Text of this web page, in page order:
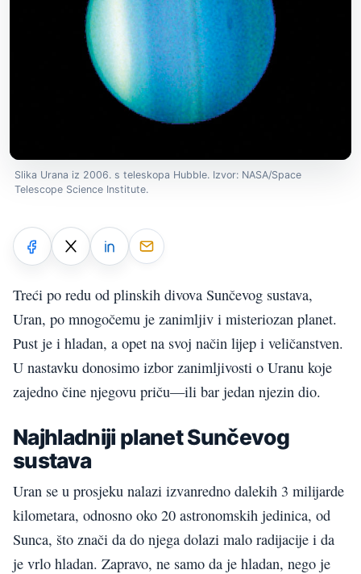
Slika Urana iz 2006. s teleskopa Hubble. Izvor: NASA/Space
Telescope Science Institute.
Treći po redu od plinskih divova Sunčevog sustava,
Uran, po mnogočemu je zanimljiv i misteriozan planet.
Pust je i hladan, a opet na svoj način lijep i veličanstven.
U nastavku donosimo izbor zanimljivosti o Uranu koje
zajedno čine njegovu priču—ili bar jedan njezin dio.
Najhladniji planet Sunčevog
sustava
Uran se u prosjeku nalazi izvanredno dalekih 3 milijarde
kilometara, odnosno oko 20 astronomskih jedinica, od
Sunca, što znači da do njega dolazi malo radijacije i da
je vrlo hladan. Zapravo, ne samo da je hladan, nego je